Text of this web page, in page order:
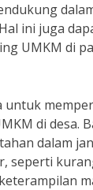
ini juga
UMKM di
untuk
di desa.
dalam
seperti